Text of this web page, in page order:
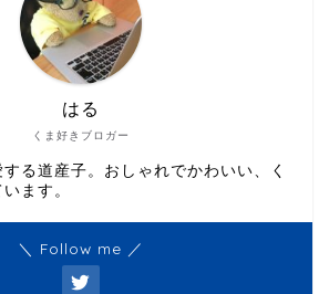
くま好きブロガー
はる
る道産子。おしゃれでかわいい、く
ます。
＼ Follow me ／